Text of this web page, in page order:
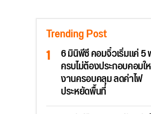
Trending Post
6 มินิพีซี คอมจิ๋วเริ่มแค่ 5
ครบไม่ต้องประกอบคอมใ
งานครอบคลุม ลดค่าไฟ
ประหยัดพื้นที่